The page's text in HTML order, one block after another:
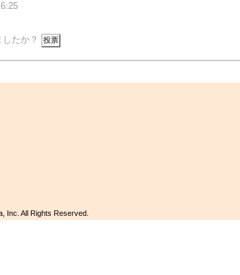
たか？
Inc. All Rights Reserved.